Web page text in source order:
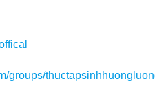
groups/